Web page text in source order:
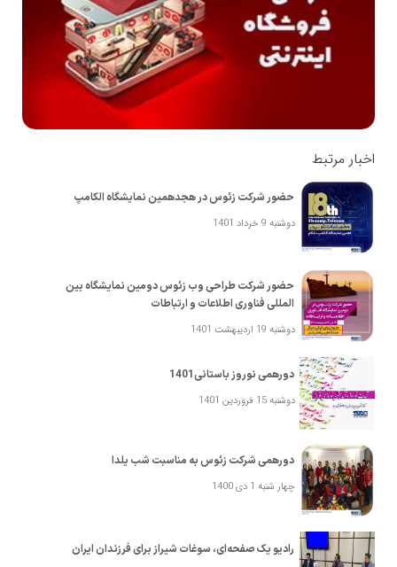
اخبار مرتبط
حضور شرکت زئوس در هجدهمین نمایشگاه الکامپ
دوشنبه 9 خرداد 1401
حضور شرکت طراحی وب زئوس ‎دومین نمایشگاه بین
المللی فناوری اطلاعات و ارتباطات
دوشنبه 19 اردیبهشت 1401
دورهمی نوروز باستانی1401
دوشنبه 15 فروردین 1401
دورهمی شرکت زئوس به مناسبت شب یلدا
چهار شنبه 1 دی 1400
رادیو یک صفحه‌ای، سوغات شیراز برای فرزندان ایران